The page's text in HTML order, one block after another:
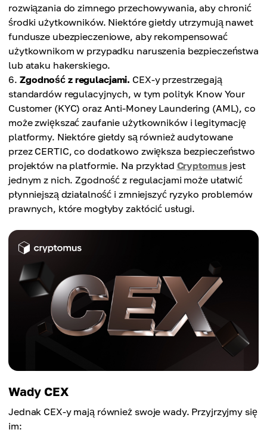
rozwiązania do zimnego przechowywania, aby chronić
środki użytkowników. Niektóre giełdy utrzymują nawet
fundusze ubezpieczeniowe, aby rekompensować
użytkownikom w przypadku naruszenia bezpieczeństwa
lub ataku hakerskiego.
Zgodność z regulacjami. CEX-y przestrzegają
standardów regulacyjnych, w tym polityk Know Your
Customer (KYC) oraz Anti-Money Laundering (AML), co
może zwiększać zaufanie użytkowników i legitymację
platformy. Niektóre giełdy są również audytowane
przez CERTIC, co dodatkowo zwiększa bezpieczeństwo
projektów na platformie. Na przykład Cryptomusjest
jednym z nich. Zgodność z regulacjami może ułatwić
płynniejszą działalność i zmniejszyć ryzyko problemów
prawnych, które mogłyby zakłócić usługi.
Wady CEX
Jednak CEX-y mają również swoje wady. Przyjrzyjmy się
im: